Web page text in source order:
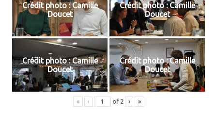
Crédit photo : Camille
Doucet
Crédit photo : Camille
Doucet
Crédit photo : Camille
Doucet
Crédit photo : Camille
Doucet
« ‹ of 2 › »